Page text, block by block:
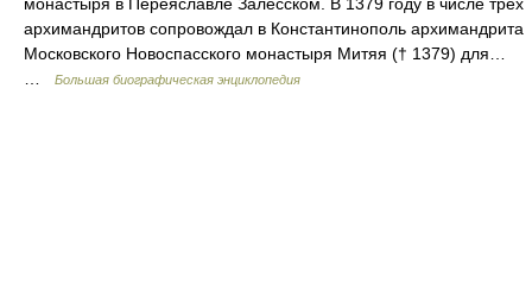
архимандритов сопровождал в Константинополь архимандрита
Московского Новоспасского монастыря Митяя († 1379) для…
Большая биографическая энциклопедия